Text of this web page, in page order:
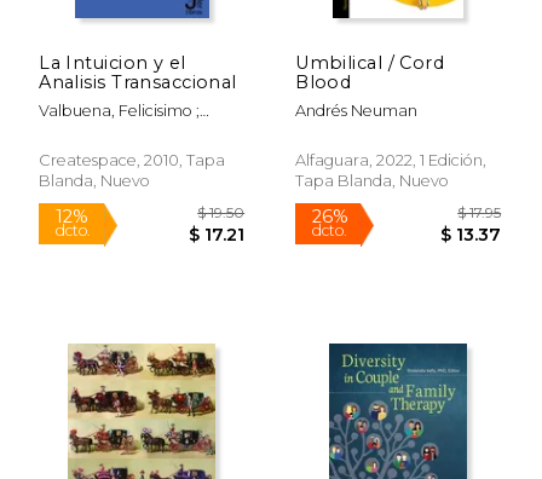
15%
dcto.
$ 19.99 50%
dcto.
La Intuicion y el
Analisis Transaccional
Valbuena, Felicisimo ;
Berne, Eric
Createspace, 2010, Tapa
Blanda, Nuevo
Umbilical / Cord
Blood
Andrés Neuman
Alfaguara, 2022, 1 Edición,
Tapa Blanda, Nuevo